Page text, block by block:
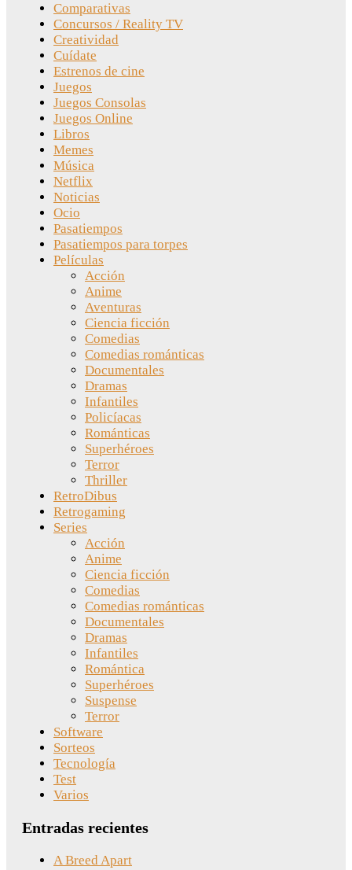
Comparativas
Concursos / Reality TV
Creatividad
Cuídate
Estrenos de cine
Juegos
Juegos Consolas
Juegos Online
Libros
Memes
Música
Netflix
Noticias
Ocio
Pasatiempos
Pasatiempos para torpes
Películas
Acción
Anime
Aventuras
Ciencia ficción
Comedias
Comedias románticas
Documentales
Dramas
Infantiles
Policíacas
Románticas
Superhéroes
Terror
Thriller
RetroDibus
Retrogaming
Series
Acción
Anime
Ciencia ficción
Comedias
Comedias románticas
Documentales
Dramas
Infantiles
Romántica
Superhéroes
Suspense
Terror
Software
Sorteos
Tecnología
Test
Varios
Entradas recientes
A Breed Apart